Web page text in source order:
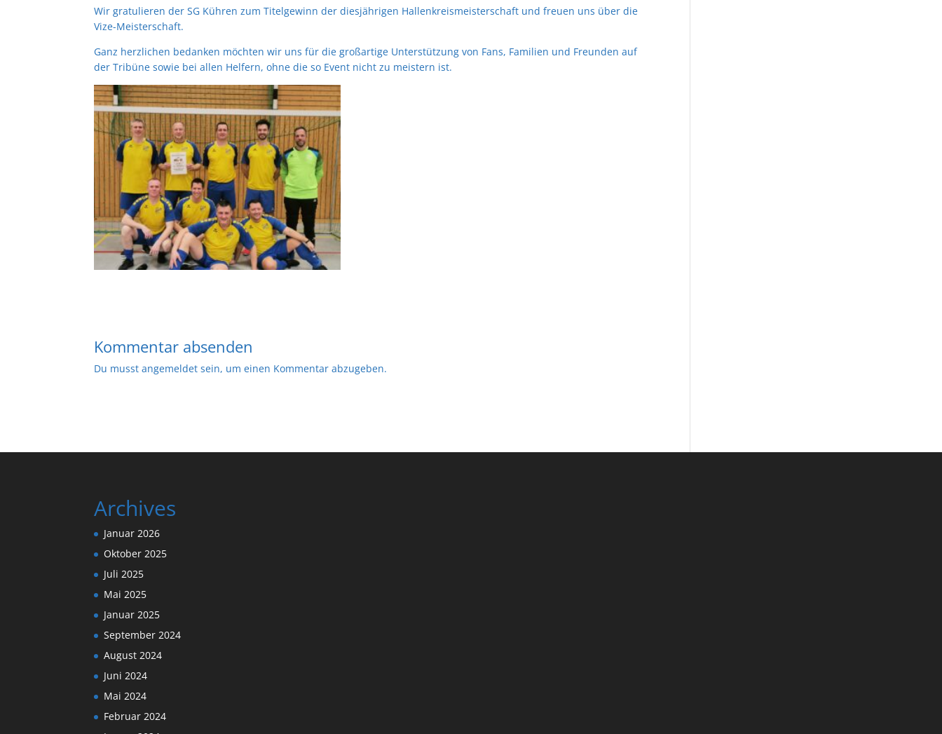
Wir gratulieren der SG Kühren zum Titelgewinn der diesjährigen Hallenkreismeisterschaft und freuen uns über die
Vize-Meisterschaft.
Ganz herzlichen bedanken möchten wir uns für die großartige Unterstützung von Fans, Familien und Freunden auf
der Tribüne sowie bei allen Helfern, ohne die so Event nicht zu meistern ist.
Kommentar absenden
Du musstangemeldet sein, um einen Kommentar abzugeben.
Archives
Januar 2026
Oktober 2025
Juli 2025
Mai 2025
Januar 2025
September 2024
August 2024
Juni 2024
Mai 2024
Februar 2024